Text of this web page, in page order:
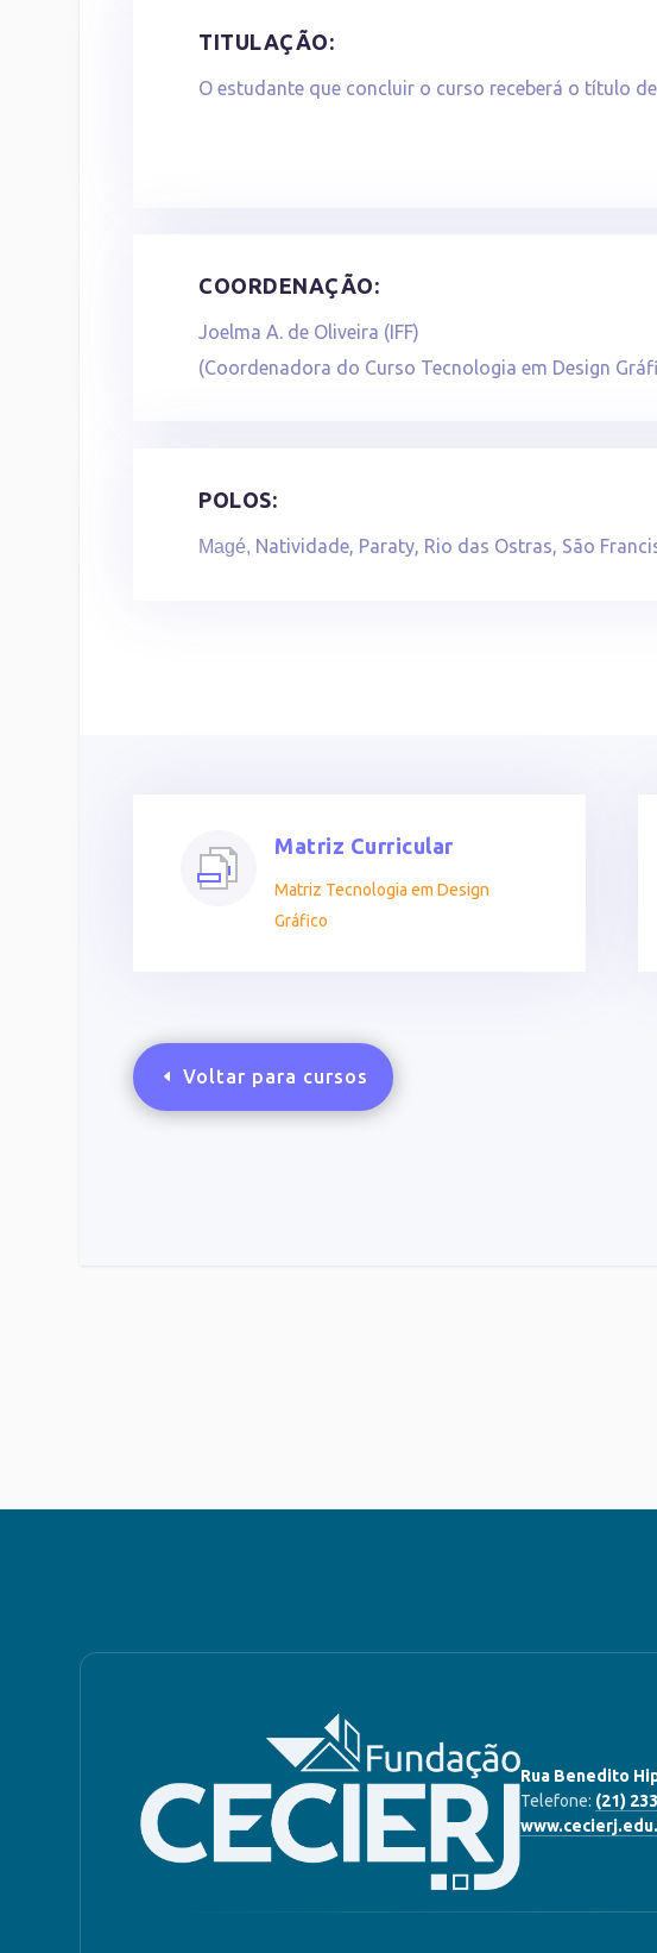
TITULAÇÃO:
O estudante que concluir o curso receberá o título
COORDENAÇÃO:
Joelma A. de Oliveira (IFF)
(Coordenadora do Curso Tecnologia em Design
POLOS:
Magé, Natividade, Paraty, Rio das Ostras, São
Matriz Curricular
Matriz Tecnologia em Design
Gráfico
Voltar para cursos
Rua Benedito
Telefone: (21)